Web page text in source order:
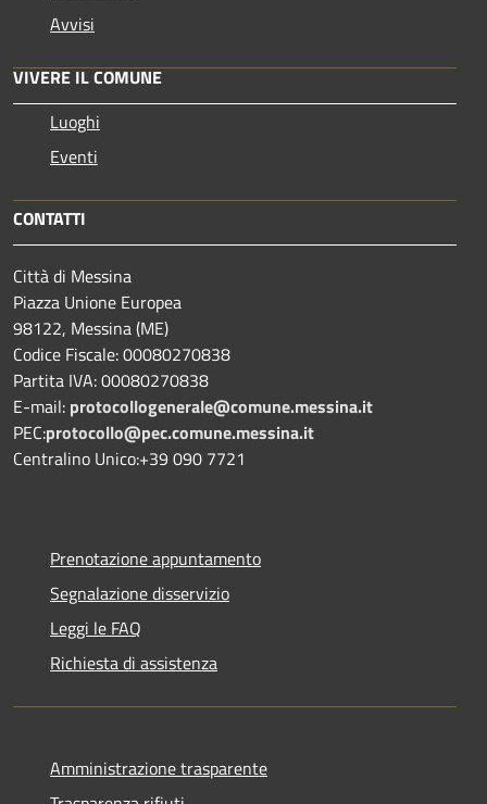
Avvisi
VIVERE IL COMUNE
Luoghi
Eventi
CONTATTI
Città di Messina
Piazza Unione Europea
98122, Messina (ME)
Codice Fiscale: 00080270838
Partita IVA: 00080270838
E-mail: protocollogenerale@comune.messina.it
PEC:protocollo@pec.comune.messina.it
Centralino Unico:+39 090 7721
Prenotazione appuntamento
Segnalazione disservizio
Leggi le FAQ
Richiesta di assistenza
Amministrazione trasparente